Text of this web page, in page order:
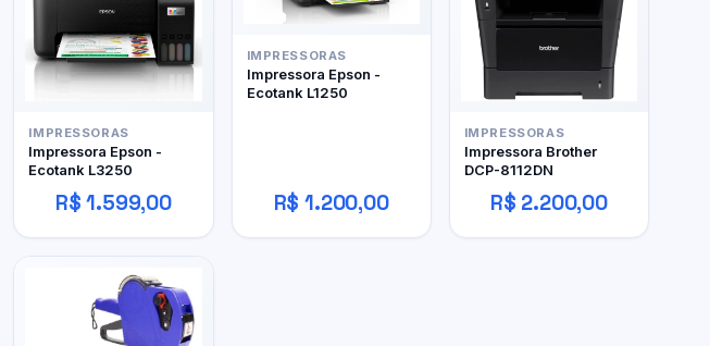
IMPRESSORAS
Impressora Epson -
Ecotank L3250
R$ 1.599,00
IMPRESSORAS
Impressora Epson -
Ecotank L1250
R$ 1.200,00
IMPRESSORAS
Impressora Brother
DCP-8112DN
R$ 2.200,00